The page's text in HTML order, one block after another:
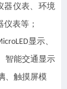
器仪表、环境
仪表等 ；
显示、
智能交通显示
、触摸屏模